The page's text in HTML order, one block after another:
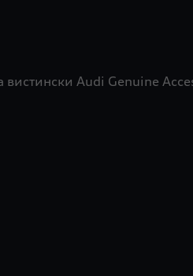
Audi Genuine